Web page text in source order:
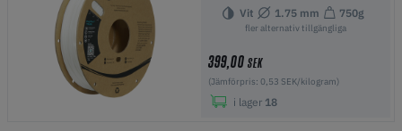
Vit 1.75 mm 750g
fler alternativ tillgängliga
399,00 SEK
(Jämförpris: 0,53 SEK/kilogram)
i lager 18